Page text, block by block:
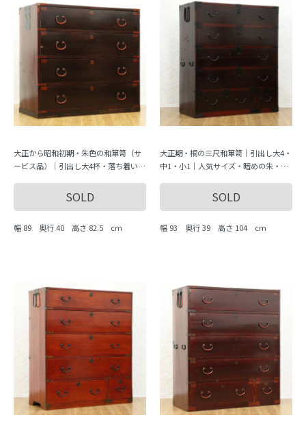
大正から昭和初期・朱色の和箪笥（サ
ービス品）｜引出し大4杯・落ち着いた
SOLD
幅 89 奥行 40 高さ 82.5 cm
大正期・桐の三尺和箪笥｜引出し大4・
中1・小1｜人気サイズ・暗めの朱・動
SOLD
幅 93 奥行 39 高さ 104 cm